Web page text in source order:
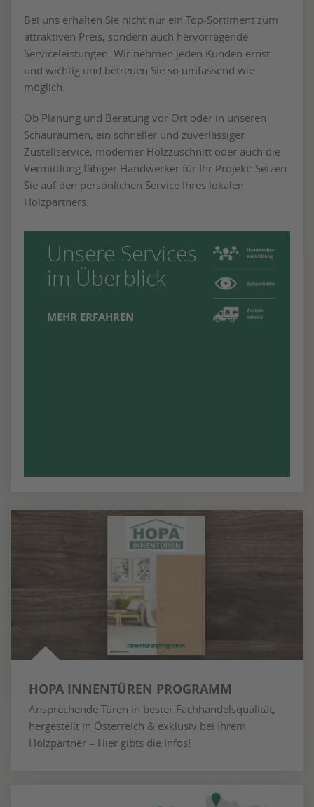
Bei uns erhalten Sie nicht nur ein Top-Sortiment zum
attraktiven Preis, sondern auch hervorragende
Serviceleistungen. Wir nehmen jeden Kunden ernst
und wichtig und betreuen Sie so umfassend wie
möglich.
Ob Planung und Beratung vor Ort oder in unseren
Schauräumen, ein schneller und zuverlässiger
Zustellservice, moderner Holzzuschnitt oder auch die
Vermittlung fähiger Handwerker für Ihr Projekt: Setzen
Sie auf den persönlichen Service Ihres lokalen
Holzpartners.
Unsere Services
im Überblick
MEHR ERFAHREN
HOPA INNENTÜREN PROGRAMM
Ansprechende Türen in bester Fachhandelsqualität,
hergestellt in Österreich & exklusiv bei Ihrem
Holzpartner – Hier gibts die Infos!